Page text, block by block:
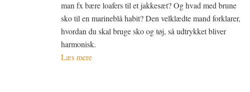
man fx bære loafers til et jakkesæt? Og hvad med brune
sko til en marineblå habit? Den velklædte mand forklarer,
hvordan du skal bruge sko og tøj, så udtrykket bliver
harmonisk.
Læs mere